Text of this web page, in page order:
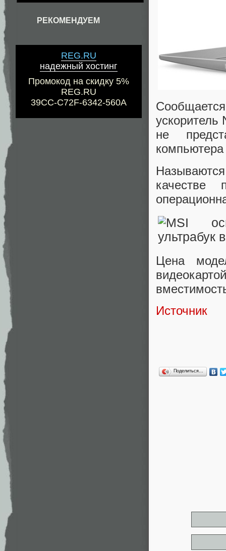
РЕКОМЕНДУЕМ
REG.RU
надежный хостинг
Промокод на скидку 5%
REG.RU
39CC-C72F-6342-560A
не
компьютера
качестве
Цена
Источник
Поделиться…